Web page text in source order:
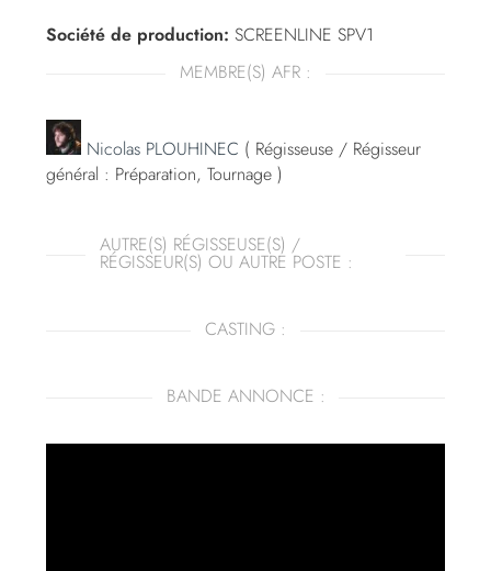
Société de production: SCREENLINE SPV1
MEMBRE(S) AFR :
Nicolas PLOUHINEC ( Régisseuse / Régisseur
général : Préparation, Tournage )
AUTRE(S) RÉGISSEUSE(S) /
RÉGISSEUR(S) OU AUTRE POSTE :
CASTING :
BANDE ANNONCE :